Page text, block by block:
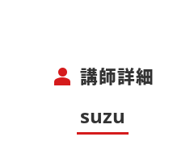
信中のみ受付いたします。
person 講師詳細
suzu